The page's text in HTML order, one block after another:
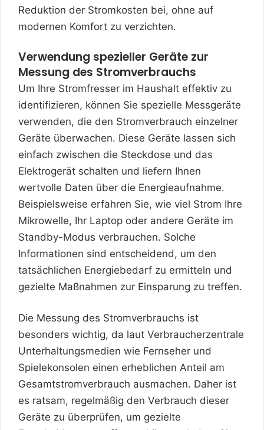
Reduktion der Stromkosten bei, ohne auf
modernen Komfort zu verzichten.
Verwendung spezieller Geräte zur
Messung des Stromverbrauchs
Um Ihre Stromfresser im Haushalt effektiv zu
identifizieren, können Sie spezielle Messgeräte
verwenden, die den Stromverbrauch einzelner
Geräte überwachen. Diese Geräte lassen sich
einfach zwischen die Steckdose und das
Elektrogerät schalten und liefern Ihnen
wertvolle Daten über die Energieaufnahme.
Beispielsweise erfahren Sie, wie viel Strom Ihre
Mikrowelle, Ihr Laptop oder andere Geräte im
Standby-Modus verbrauchen. Solche
Informationen sind entscheidend, um den
tatsächlichen Energiebedarf zu ermitteln und
gezielte Maßnahmen zur Einsparung zu treffen.
Die Messung des Stromverbrauchs ist
besonders wichtig, da laut Verbraucherzentrale
Unterhaltungsmedien wie Fernseher und
Spielekonsolen einen erheblichen Anteil am
Gesamtstromverbrauch ausmachen. Daher ist
es ratsam, regelmäßig den Verbrauch dieser
Geräte zu überprüfen, um gezielte